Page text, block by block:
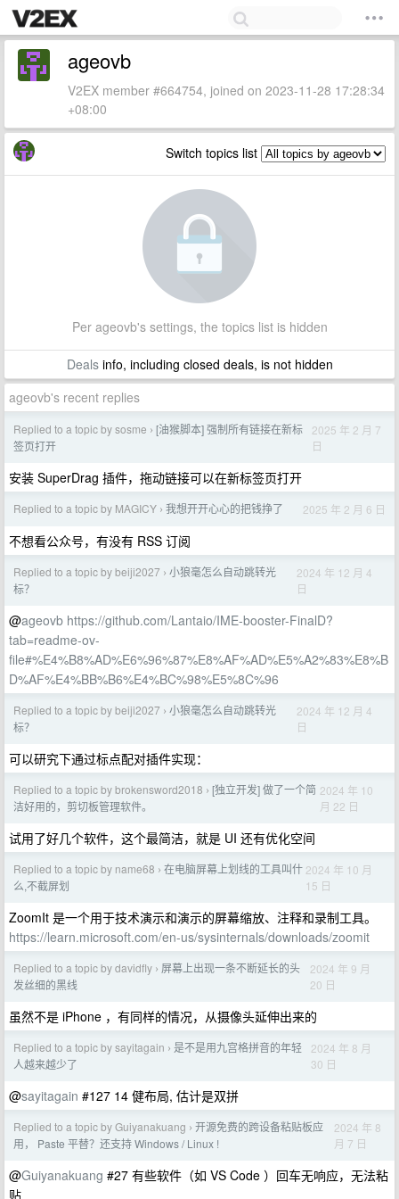
ageovb
V2EX member #664754, joined on 2023-11-28 17:28:34
+08:00
Switch topics list
Per ageovb's settings, the topics list is hidden
Dealsinfo, including closed deals, is not hidden
ageovb's recent replies
Replied to a topic by sosme › [油猴脚本] 强制所有链接在新标
签页打开
2025 年 2 月 7
日
安装 SuperDrag 插件，拖动链接可以在新标签页打开
Replied to a topic by MAGICY › 我想开开心心的把钱挣了 2025 年 2 月 6 日
不想看公众号，有没有 RSS 订阅
Replied to a topic by beiji2027 › 小狼毫怎么自动跳转光
标？
2024 年 12 月 4
日
@ageovb https://github.com/Lantaio/IME-booster-FinalD?
tab=readme-ov-
file#%E4%B8%AD%E6%96%87%E8%AF%AD%E5%A2%83%E8%B
D%AF%E4%BB%B6%E4%BC%98%E5%8C%96
Replied to a topic by beiji2027 › 小狼毫怎么自动跳转光
标？
2024 年 12 月 4
日
可以研究下通过标点配对插件实现：
Replied to a topic by brokensword2018 › [独立开发] 做了一个简
洁好用的，剪切板管理软件。
2024 年 10
月 22 日
试用了好几个软件，这个最简洁，就是 UI 还有优化空间
Replied to a topic by name68 › 在电脑屏幕上划线的工具叫什
么,不截屏划
2024 年 10 月
15 日
ZoomIt 是一个用于技术演示和演示的屏幕缩放、注释和录制工具。
https://learn.microsoft.com/en-us/sysinternals/downloads/zoomit
Replied to a topic by davidfly › 屏幕上出现一条不断延长的头
发丝细的黑线
2024 年 9 月
20 日
虽然不是 iPhone ，有同样的情况，从摄像头延伸出来的
Replied to a topic by sayitagain › 是不是用九宫格拼音的年轻
人越来越少了
2024 年 8 月
30 日
@sayitagain #127 14 健布局, 估计是双拼
Replied to a topic by Guiyanakuang › 开源免费的跨设备粘贴板应
用， Paste 平替？还支持 Windows / Linux !
2024 年 8
月 7 日
@Guiyanakuang #27 有些软件（如 VS Code ）回车无响应，无法粘
贴